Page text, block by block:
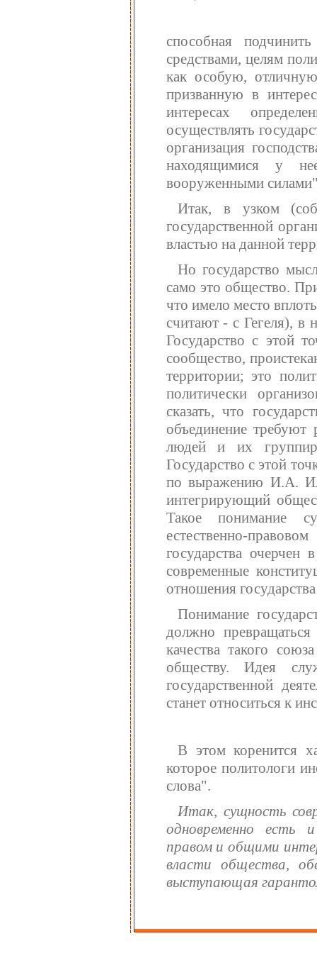
способная
средствами, целям
как особую,
призванную в
интересах
осуществлять
организация
находящимися у
вооруженными
Итак, в узком
государственной
властью на данной
Но государство
само это общество.
что имело место
считают - с Гегеля), в
Государство с этой
сообщество,
территории; это
политически
сказать, что
объединение требуют
людей и их
Государство с этой
по выражению И.А.
интегрирующий
Такое понимание
естественно-
государства очерчен
современные
отношения
Понимание
должно
качества такого
обществу. Идея
государственной
станет относиться к
В этом коренится
которое политологи
слова".
Итак, сущность
одновременно есть
правом и общими
власти общества,
выступающая